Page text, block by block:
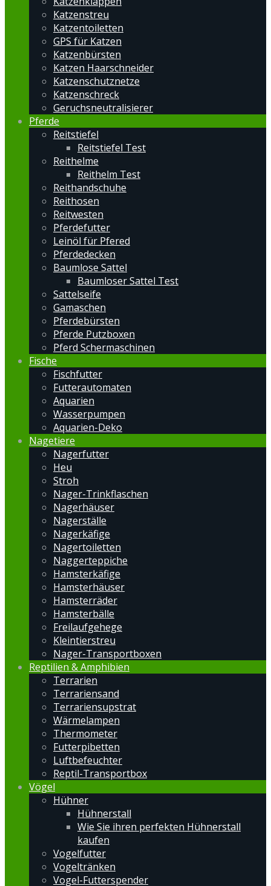
Katzenstreu
Katzentoiletten
GPS für Katzen
Katzenbürsten
Katzen Haarschneider
Katzenschutznetze
Katzenschreck
Geruchsneutralisierer
Pferde
Reitstiefel
Reitstiefel Test
Reithelme
Reithelm Test
Reithandschuhe
Reithosen
Reitwesten
Pferdefutter
Leinöl für Pfered
Pferdedecken
Baumlose Sattel
Baumloser Sattel Test
Sattelseife
Gamaschen
Pferdebürsten
Pferde Putzboxen
Pferd Schermaschinen
Fische
Fischfutter
Futterautomaten
Aquarien
Wasserpumpen
Aquarien-Deko
Nagetiere
Nagerfutter
Heu
Stroh
Nager-Trinkflaschen
Nagerhäuser
Nagerställe
Nagerkäfige
Nagertoiletten
Naggerteppiche
Hamsterkäfige
Hamsterhäuser
Hamsterräder
Hamsterbälle
Freilaufgehege
Kleintierstreu
Nager-Transportboxen
Reptilien & Amphibien
Terrarien
Terrariensand
Terrariensupstrat
Wärmelampen
Thermometer
Futterpibetten
Luftbefeuchter
Reptil-Transportbox
Vögel
Hühner
Hühnerstall
Wie Sie ihren perfekten Hühnerstall
kaufen
Vogelfutter
Vogeltränken
Vogel-Futterspender